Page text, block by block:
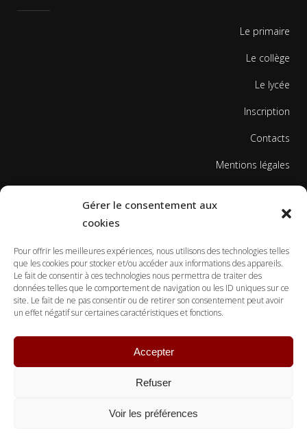
Gérer le consentement aux
cookies
Pour offrir les meilleures expériences, nous utilisons des technologies telles
que les cookies pour stocker et/ou accéder aux informations des appareils.
Le fait de consentir à ces technologies nous permettra de traiter des
données telles que le comportement de navigation ou les ID uniques sur ce
site. Le fait de ne pas consentir ou de retirer son consentement peut avoir
un effet négatif sur certaines caractéristiques et fonctions.
Accepter
Refuser
Voir les préférences
Le primaire
Le collège
Le lycée
Inscription
Contacts
Mentions légales
© Copyright Ecole Georges Gusdorf 2017